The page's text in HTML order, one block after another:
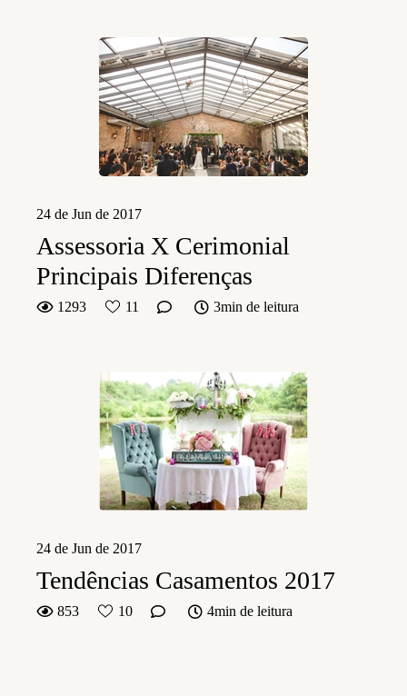
24 de Jun de 2017
Assessoria X Cerimonial
Principais Diferenças
1293 11 3min de leitura
24 de Jun de 2017
Tendências Casamentos 2017
853 10 4min de leitura